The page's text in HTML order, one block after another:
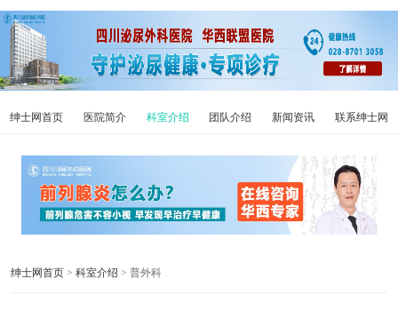
绅士网首页 医院简介 科室介绍 团队介绍 新闻资讯 联系绅士网
绅士网首页 > 科室介绍 > 普外科